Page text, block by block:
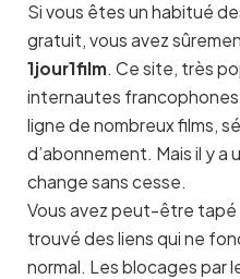
Si vous êtes un habitué
gratuit, vous avez
1jour1film. Ce site, très
internautes
ligne de nombreux films,
d’abonnement. Mais il y a
change sans cesse.
Vous avez peut-être tapé
trouvé des liens qui ne
normal. Les blocages par